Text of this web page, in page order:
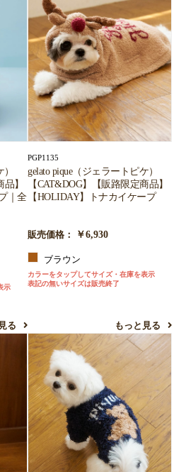
】
｜全
示
る
PGP1135
gelato pique（ジェラートピケ）
【CAT&DOG】【販路限定商品】
【HOLIDAY】トナカイケープ
販売価格： ￥6,930
ブラウン
カラーをタップしてサイズ・在庫を表示
表記の無いサイズは販売終了
もっと見る
る カートへ進む